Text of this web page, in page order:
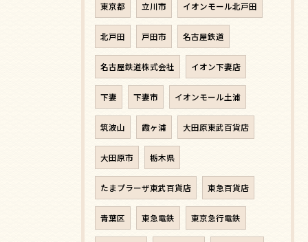
東京都 立川市 イオンモール北戸田
北戸田 戸田市 名古屋鉄道
名古屋鉄道株式会社 イオン下妻店
下妻 下妻市 イオンモール土浦
筑波山 霞ヶ浦 大田原東武百貨店
大田原市 栃木県
たまプラーザ東武百貨店 東急百貨店
青葉区 東急電鉄 東京急行電鉄